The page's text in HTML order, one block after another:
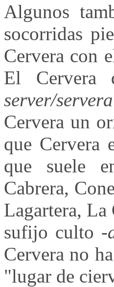
Algunos
socorridas
Cervera con
El Cervera
server/
Cervera un
que Cervera
que suele
Cabrera,
Lagartera,
sufijo culto -
Cervera no
"lugar de